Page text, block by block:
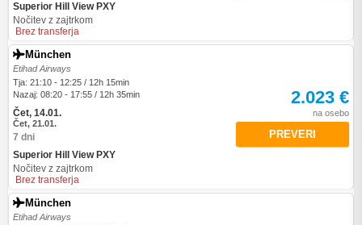
Superior Hill View PXY
Nočitev z zajtrkom
Brez transferja
München
Etihad Airways
Tja: 21:10 - 12:25 / 12h 15min
Nazaj: 08:20 - 17:55 / 12h 35min
Čet, 14.01.
Čet, 21.01.
7 dni
Superior Hill View PXY
Nočitev z zajtrkom
Brez transferja
2.023 €
na osebo
PREVERI
München
Etihad Airways